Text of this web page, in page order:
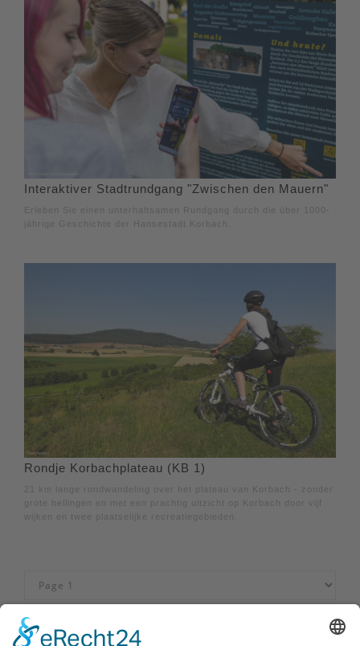
Interaktiver Stadtrundgang "Zwischen den Mauern"
Erleben Sie einen unterhaltsamen Rundgang durch die über 1000-
jährige Geschichte der Hansestadt Korbach.
Rondje Korbachplateau (KB 1)
21 km lange rondwandeling over het plateau van Korbach - zonder
grote hellingen en met een prachtig uitzicht op Korbach door vijf
wijken en twee plaatselijke recreatiegebieden.